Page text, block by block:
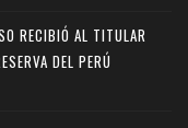
RECIBIÓ AL TITULAR
DEL PERÚ